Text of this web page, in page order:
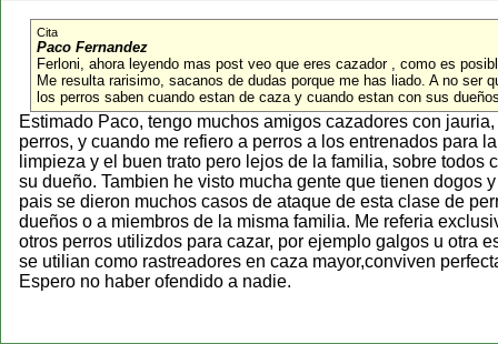
Cita
Paco Fernandez
Ferloni, ahora leyendo mas post veo que eres cazador , como es
Me resulta rarisimo, sacanos de dudas porque me has liado. A no
los perros saben cuando estan de caza y cuando estan con sus
Estimado Paco, tengo muchos amigos cazadores con
perros, y cuando me refiero a perros a los entrenados para
limpieza y el buen trato pero lejos de la familia, sobre
su dueño. Tambien he visto mucha gente que tienen dogos
pais se dieron muchos casos de ataque de esta clase de
dueños o a miembros de la misma familia. Me referia
otros perros utilizdos para cazar, por ejemplo galgos u otra
se utilian como rastreadores en caza mayor,conviven
Espero no haber ofendido a nadie.